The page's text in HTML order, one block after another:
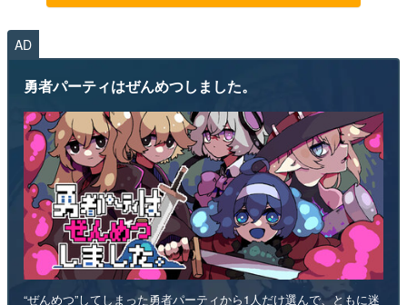
AD
勇者パーティはぜんめつしました。
“ぜんめつ”してしまった勇者パーティから1人だけ選んで、ともに迷